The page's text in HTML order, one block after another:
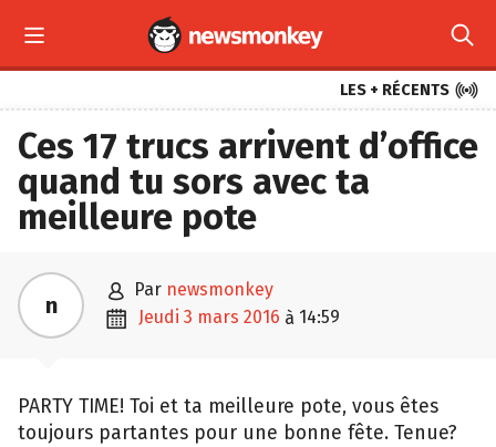
 
LES + RÉCENTS 
Ces 17 trucs arrivent d’office
quand tu sors avec ta
meilleure pote
n  par newsmonkey
 jeudi 3 mars 2016 à 14:59
PARTY TIME! Toi et ta meilleure pote, vous êtes
toujours partantes pour une bonne fête. Tenue?